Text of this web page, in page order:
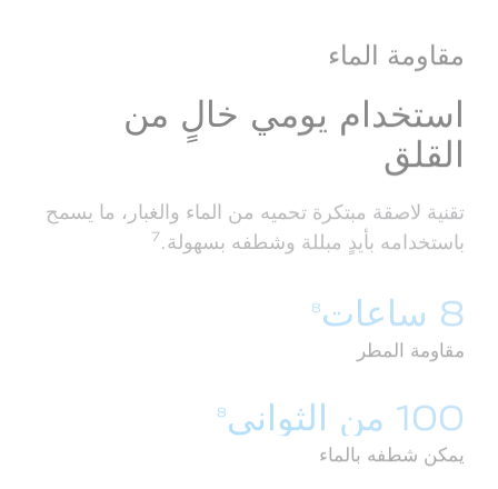
مقاومة الماء
استخدام يومي خالٍ من
القلق
تقنية لاصقة مبتكرة تحميه من الماء والغبار، ما يسمح
باستخدامه بأيدٍ مبللة وشطفه بسهولة.7
8 ساعات 8
مقاومة المطر
100 من الثواني 8
يمكن شطفه بالماء